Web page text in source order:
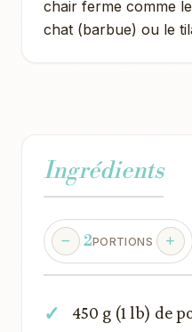
chair ferme comme
chat (barbue) ou le
Ingrédients
2PORTIONS
450 g (1 lb) de